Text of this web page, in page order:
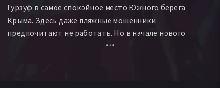
Гурзуф в самое спокойное место Южного берега
Крыма. Здесь даже пляжные мошенники
предпочитают не работать. Но в начале нового
курортного сезона за пару дней происходит сразу